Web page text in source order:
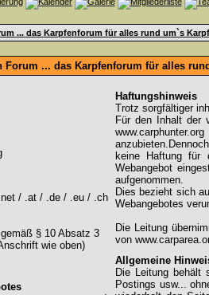
... das Karpfenforum für alles rund um`s
Forum ... das Karpfenforum für alles
/ .at / .de / .eu / .ch
§ 10 Absatz 3
wie oben)
Haftungshinweis
Trotz sorgfältiger
Für den Inhalt der
keine Haftung für
Webangebot
aufgenommen.
Dies bezieht sich
Webangebotes
Die Leitung
von
Allgemeine
Die Leitung behält
Postings usw...